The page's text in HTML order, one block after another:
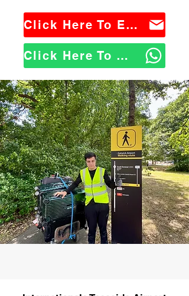
Click Here To Email Us
Click Here To WhatsApp Us